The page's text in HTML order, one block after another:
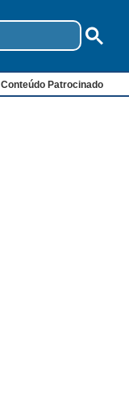
Conteúdo Patrocinado